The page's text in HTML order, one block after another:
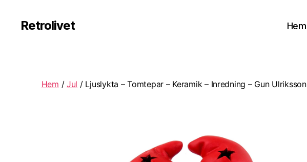
Retrolivet Hem
Hem /Jul / Ljuslykta – Tomtepar – Keramik – Inredning – Gun Ulriksson